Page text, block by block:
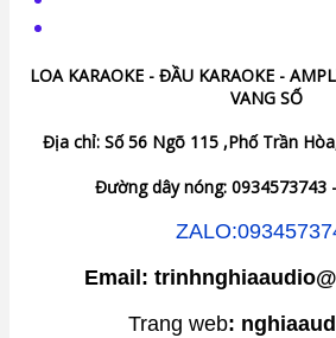
LOA KARAOKE - ĐẦU KARAOKE -
VANG SỐ
Địa chỉ: Số 56 Ngõ 115 ,Phố Trần
Đường dây nóng: 0934573743
Email:
Trang web: